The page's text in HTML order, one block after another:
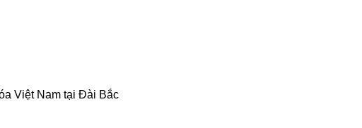
Việt Nam tại Đài Bắc